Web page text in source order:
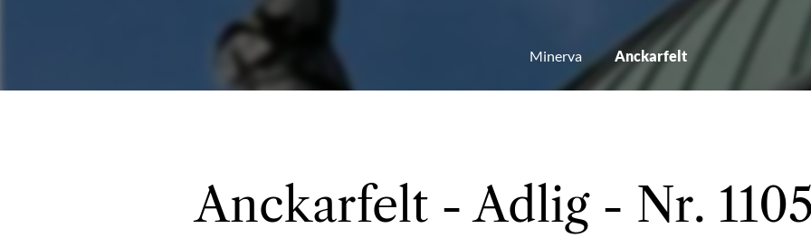
Minerva Anckarfelt
Anckarfelt - Adlig - Nr.